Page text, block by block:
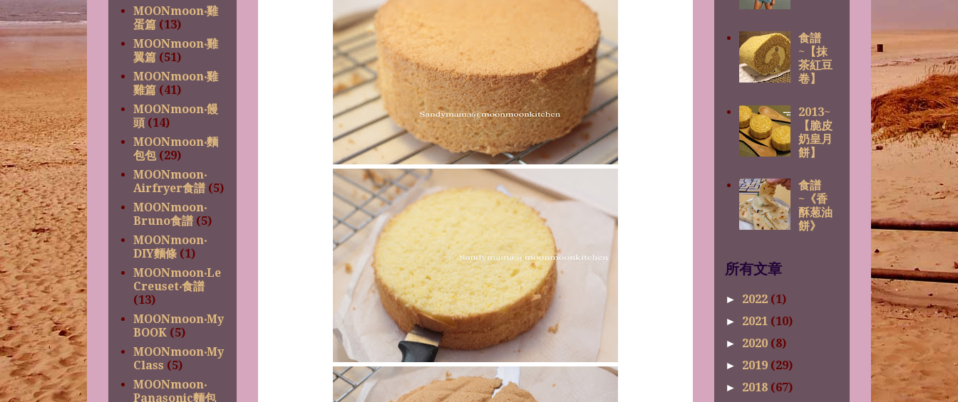
MOONmoon‧雞
蛋篇 (13)
MOONmoon‧雞
翼篇 (51)
MOONmoon‧雞
雞篇 (41)
MOONmoon‧饅
頭 (14)
MOONmoon‧麵
包包 (29)
MOONmoon‧
Airfryer食譜 (5)
MOONmoon‧
Bruno食譜 (5)
MOONmoon‧
DIY麵條 (1)
MOONmoon‧Le
Creuset‧食譜
(13)
MOONmoon‧My
BOOK (5)
MOONmoon‧My
Class (5)
MOONmoon‧
Panasonic麵包
食譜
~【抹
茶紅豆
卷】
2013~
【脆皮
奶皇月
餅】
食譜
~《香
酥葱油
餅》
所有文章
► 2022 (1)
► 2021 (10)
► 2020 (8)
► 2019 (29)
► 2018 (67)